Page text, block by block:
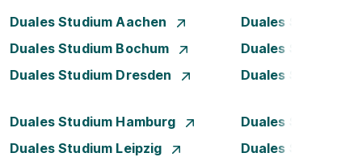
Duales Studium Aachen
Duales Studium
Duales Studium Bochum
Duales Studium
Duales Studium Dresden
Duales Studium
Duales Studium Hamburg
Duales Studium
Duales Studium Leipzig
Duales Studium